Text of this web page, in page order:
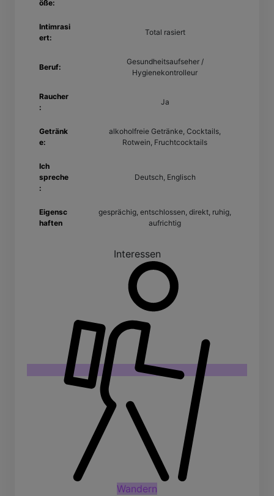
öße:
Intimrasi
ert:
Total rasiert
Beruf:
Gesundheitsaufseher /
Hygienekontrolleur
Raucher
:
Ja
Getränk
e:
alkoholfreie Getränke, Cocktails,
Rotwein, Fruchtcocktails
Ich
spreche
:
Deutsch, Englisch
Eigensc
haften
gesprächig, entschlossen, direkt, ruhig,
aufrichtig
Interessen
Wandern